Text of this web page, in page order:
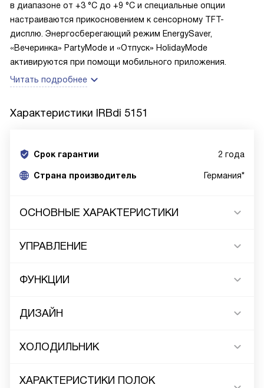
в диапазоне от +3 °С до +9 °С и специальные опции
настраиваются прикосновением к сенсорному TFT-
дисплю. Энергосберегающий режим EnergySaver,
«Вечеринка» PartyMode и «Отпуск» HolidayMode
активируются при помощи мобильного приложения.
Читать подробнее
Характеристики IRBdi 5151
Срок гарантии 2 года
Cтрана производитель Германия*
ОСНОВНЫЕ ХАРАКТЕРИСТИКИ
УПРАВЛЕНИЕ
ФУНКЦИИ
ДИЗАЙН
ХОЛОДИЛЬНИК
ХАРАКТЕРИСТИКИ ПОЛОК